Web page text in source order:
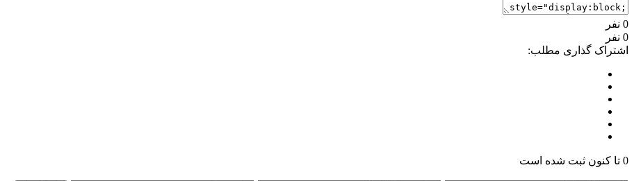
0 نفر
0 نفر
اشتراک گذاری مطلب:
0 تا کنون ثبت شده است